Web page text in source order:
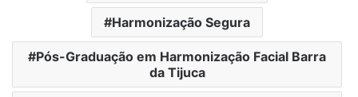
Harmonização Segura
Pós-Graduação em Harmonização Facial Barra
da Tijuca